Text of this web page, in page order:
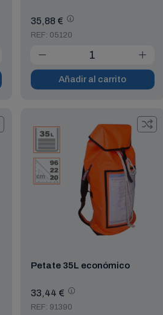
35,88 €
REF: 05120
Añadir al carrito
Petate 35L económico
33,44 €
REF: 91390